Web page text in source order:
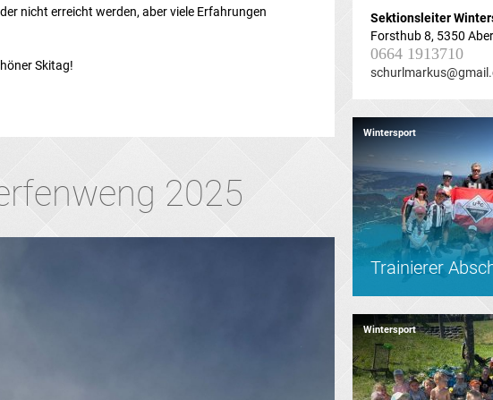
nicht erreicht werden, aber viele Erfahrungen
Skitag!
2025
Sektionsleiter
Forsthub 8, 5350
0664 1913710
Wintersport
Trainierer
Wintersport